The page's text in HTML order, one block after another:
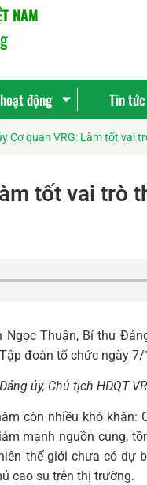
NAM
động Tin tức
Cơ quan VRG: Làm tốt vai
tốt vai trò
Thuận, Bí thư
đoàn tổ chức ngày 7/
ủy, Chủ tịch HĐQT
còn nhiều khó khăn:
mạnh nguồn cung,
thế giới chưa có dự
cao su trên thị trường.